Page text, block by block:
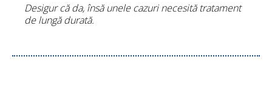
Desigur că da, însă unele cazuri necesită tratament
de lungă durată.